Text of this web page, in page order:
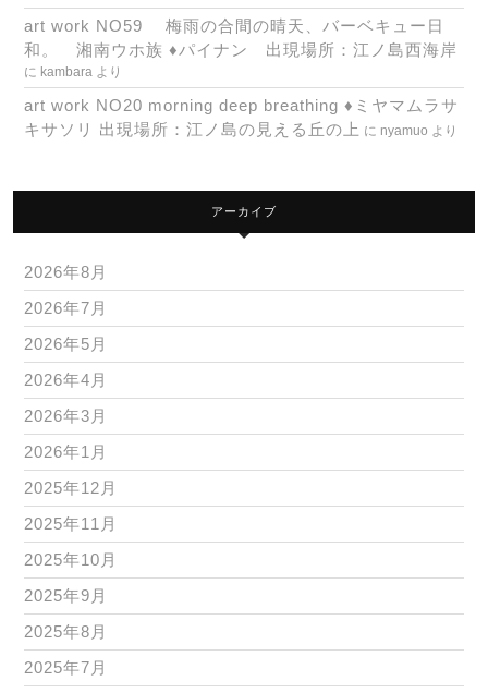
art work NO59 梅雨の合間の晴天、バーベキュー日
和。 湘南ウホ族 ♦パイナン 出現場所：江ノ島西海岸
に kambara より
art work NO20 morning deep breathing ♦ミヤマムラサ
キサソリ 出現場所：江ノ島の見える丘の上 に nyamuo より
アーカイブ
2026年8月
2026年7月
2026年5月
2026年4月
2026年3月
2026年1月
2025年12月
2025年11月
2025年10月
2025年9月
2025年8月
2025年7月